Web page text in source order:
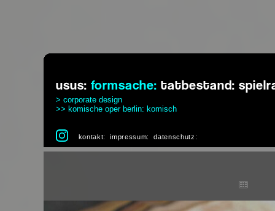
usus: formsache: tatbestand:
> corporate design
>> komische oper berlin: komisch
kontakt: impressum: datenschutz: